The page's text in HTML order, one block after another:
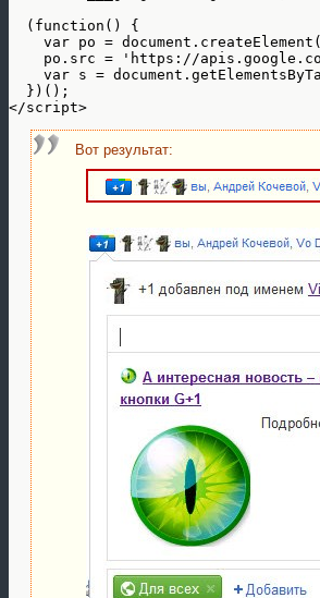
  (function() {
var po =
po.src = 'https://
var s =
  })();
</script>
Вот результат: